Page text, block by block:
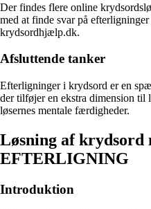
Der findes flere online
med at finde svar på
krydsordhjælp.dk.
Afsluttende tanker
Efterligninger i krydsord er en
der tilføjer en ekstra dimension til
løsernes mentale færdigheder.
Løsning af krydsord
EFTERLIGNING
Introduktion